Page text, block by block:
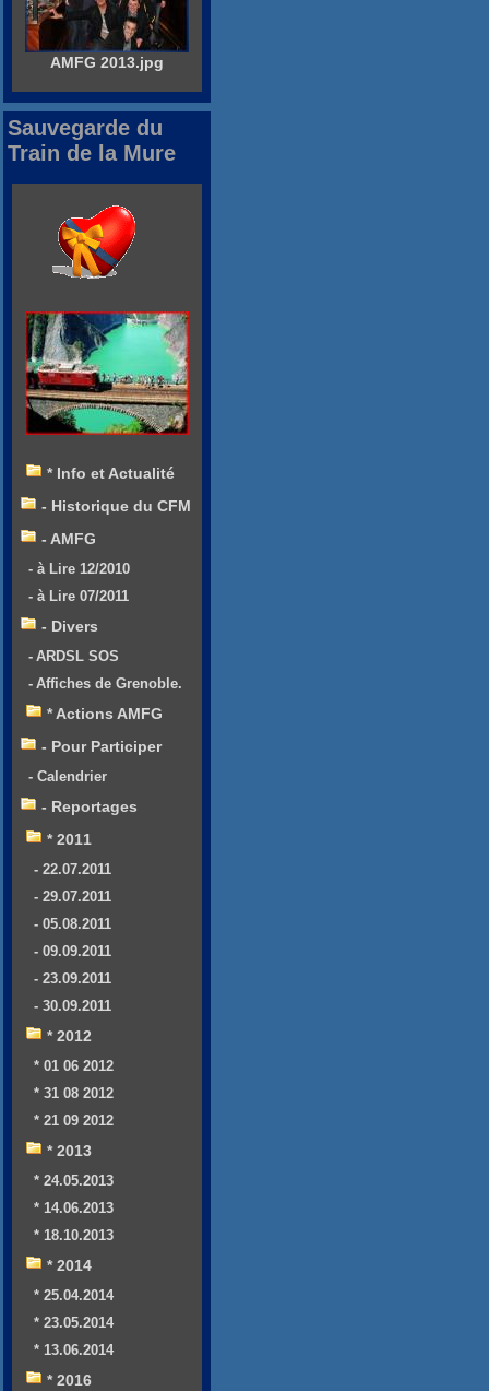
AMFG 2013.jpg
Sauvegarde du
Train de la Mure
* Info et Actualité
- Historique du CFM
- AMFG
- à Lire 12/2010
- à Lire 07/2011
- Divers
- ARDSL SOS
- Affiches de Grenoble.
* Actions AMFG
- Pour Participer
- Calendrier
- Reportages
* 2011
- 22.07.2011
- 29.07.2011
- 05.08.2011
- 09.09.2011
- 23.09.2011
- 30.09.2011
* 2012
* 01 06 2012
* 31 08 2012
* 21 09 2012
* 2013
* 24.05.2013
* 14.06.2013
* 18.10.2013
* 2014
* 25.04.2014
* 23.05.2014
* 13.06.2014
* 2016